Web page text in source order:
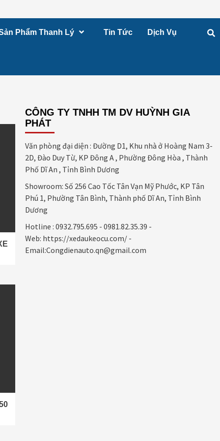
Phẩm Thanh Lý Tin Tức Dịch Vụ
CÔNG TY TNHH TM DV HUỲNH GIA
PHÁT
Văn phòng đại diện : Đường D1, Khu nhà ở Hoàng Nam 3-
2D, Đào Duy Từ, KP Đông A , Phường Đông Hòa , Thành
Phố Dĩ An , Tỉnh Bình Dương
Showroom: Số 256 Cao Tốc Tân Vạn Mỹ Phước, KP Tân
Phú 1, Phường Tân Bình, Thành phố Dĩ An, Tỉnh Bình
Dương
Hotline : 0932.795.695 - 0981.82.35.39 -
Web: https://xedaukeocu.com/ -
Email:Congdienauto.qn@gmail.com